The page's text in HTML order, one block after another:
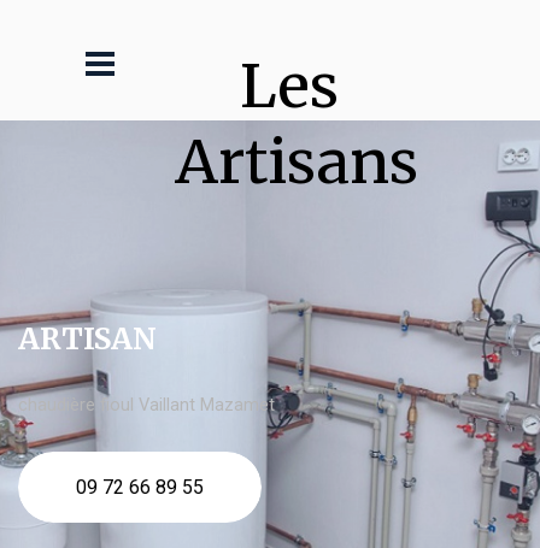
Les
Artisans
ARTISAN
chaudière fioul Vaillant Mazamet
09 72 66 89 55